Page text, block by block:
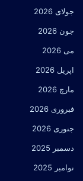
جولای 2026
جون 2026
می 2026
اپریل 2026
مارچ 2026
فبروری 2026
جنوری 2026
دسمبر 2025
نوامبر 2025